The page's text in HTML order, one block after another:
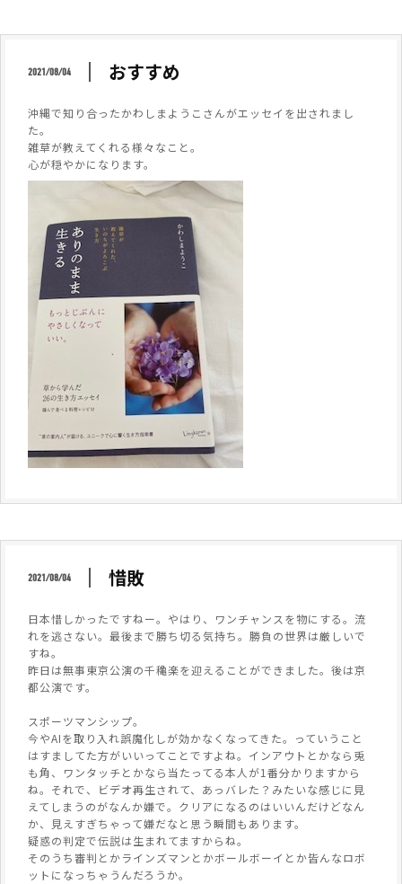
2021/08/04 おすすめ
沖縄で知り合ったかわしまようこさんがエッセイを出されまし
た。
雑草が教えてくれる様々なこと。
心が穏やかになります。
2021/08/04 惜敗
日本惜しかったですねー。やはり、ワンチャンスを物にする。流
れを逃さない。最後まで勝ち切る気持ち。勝負の世界は厳しいで
すね。
昨日は無事東京公演の千穐楽を迎えることができました。後は京
都公演です。
スポーツマンシップ。
今やAIを取り入れ誤魔化しが効かなくなってきた。っていうこと
はすましてた方がいいってことですよね。インアウトとかなら兎
も角、ワンタッチとかなら当たってる本人が1番分かりますから
ね。それで、ビデオ再生されて、あっバレた？みたいな感じに見
えてしまうのがなんか嫌で。クリアになるのはいいんだけどなん
か、見えすぎちゃって嫌だなと思う瞬間もあります。
疑惑の判定で伝説は生まれてますからね。
そのうち審判とかラインズマンとかボールボーイとか皆んなロボ
ットになっちゃうんだろうか。